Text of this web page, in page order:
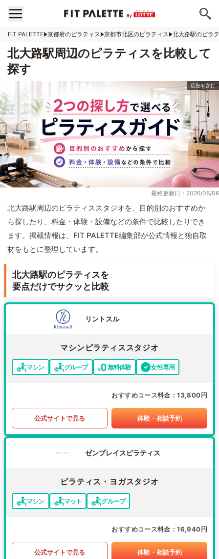
FIT PALETTE 京都府のピラティス 京都市北区のピラティス 北大路駅のピラ
北大路駅周辺のピラティスを比較して
探す
最終更新日：2026/08/06
北大路駅周辺のピラティススタジオを、目的別のおすすめか
ら探したり、料金・体験・設備などの条件で比較したりでき
ます。掲載情報は、FIT PALETTE編集部が公式情報と独自取
材をもとに整理しています。
北大路駅のピラティスを
要点だけでサクッと比較
リントスル
マシンピラティススタジオ
マシン グループ 無料体験 女性専用
おすすめコース料金 13,800円
公式サイトで見る 体験・相談予約
ゼンプレイスピラティス
ピラティス・ヨガスタジオ
マシン マット グループ
おすすめコース料金 16,940円
公式サイトで見る 体験・相談予約